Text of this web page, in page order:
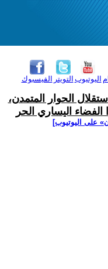
الفيسبوك التويتر اليوتيوب
الحوار المتمدن،
اليساري الحر
على اليوتيوب]